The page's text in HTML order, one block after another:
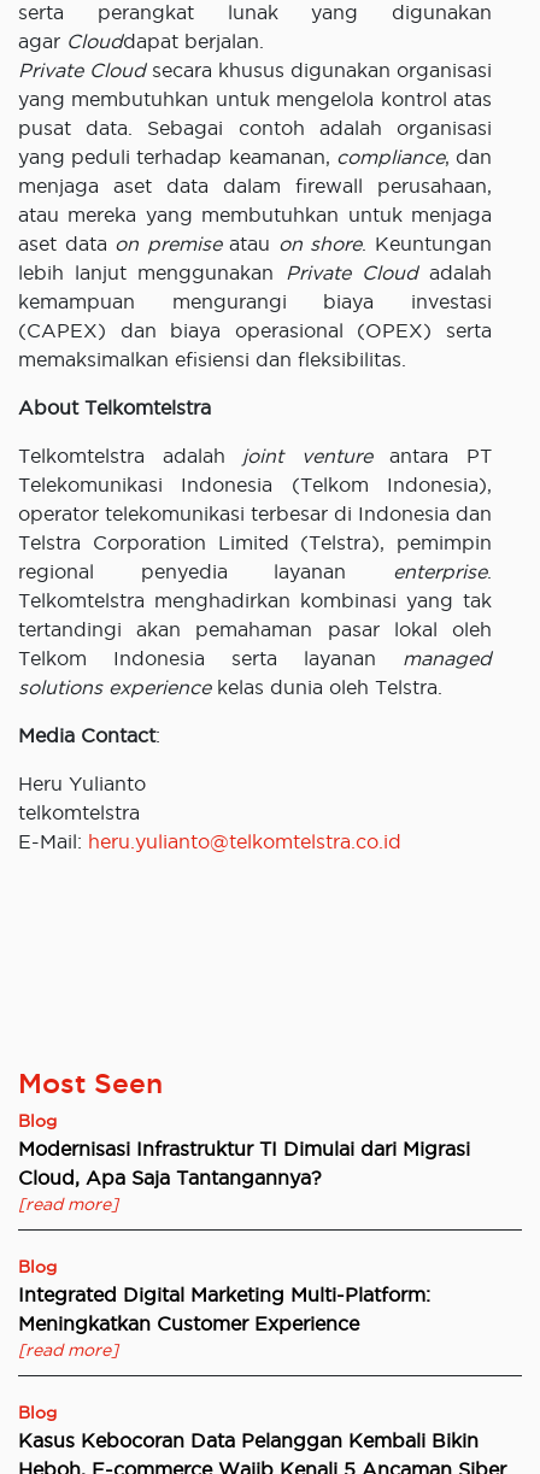
serta perangkat lunak yang digunakan
agar Clouddapat berjalan.
Private Cloudsecara khusus digunakan organisasi
yang membutuhkan untuk mengelola kontrol atas
pusat data. Sebagai contoh adalah organisasi
yang peduli terhadap keamanan, compliance, dan
menjaga aset data dalam firewall perusahaan,
atau mereka yang membutuhkan untuk menjaga
aset data on premiseatau on shore. Keuntungan
lebih lanjut menggunakan
Private Cloudadalah
kemampuan mengurangi biaya investasi
(CAPEX) dan biaya operasional (OPEX) serta
memaksimalkan efisiensi dan fleksibilitas.
About Telkomtelstra
Telkomtelstra adalah joint ventureantara PT
Telekomunikasi Indonesia (Telkom Indonesia),
operator telekomunikasi terbesar di Indonesia dan
Telstra Corporation Limited (Telstra), pemimpin
regional penyedia layanan enterprise.
Telkomtelstra menghadirkan kombinasi yang tak
tertandingi akan pemahaman pasar lokal oleh
Telkom Indonesia serta layanan managed
solutions experiencekelas dunia oleh Telstra.
Media Contact:
Heru Yulianto
telkomtelstra
E-Mail: heru.yulianto@telkomtelstra.co.id
Most Seen
Blog
Modernisasi Infrastruktur TI Dimulai dari Migrasi
Cloud, Apa Saja Tantangannya?
[read more]
Blog
Integrated Digital Marketing Multi-Platform:
Meningkatkan Customer Experience
[read more]
Blog
Kasus Kebocoran Data Pelanggan Kembali Bikin